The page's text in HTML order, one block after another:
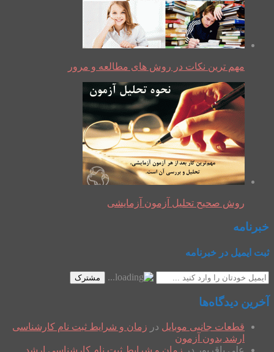
مهم ترین نکات در روش های مطالعه و مرور
روش صحیح تحلیل آزمون آزمایشی
خبرنامه
ثبت ایمیل در خبرنامه
مشترک
آخرین دیدگاه‌ها
قطعات جانبی موبایل در زمان و شرایط ثبت نام کارشناسی
ارشد بدون آزمون
علی باقرپور در زمان و شرایط ثبت نام کارشناسی ارشد